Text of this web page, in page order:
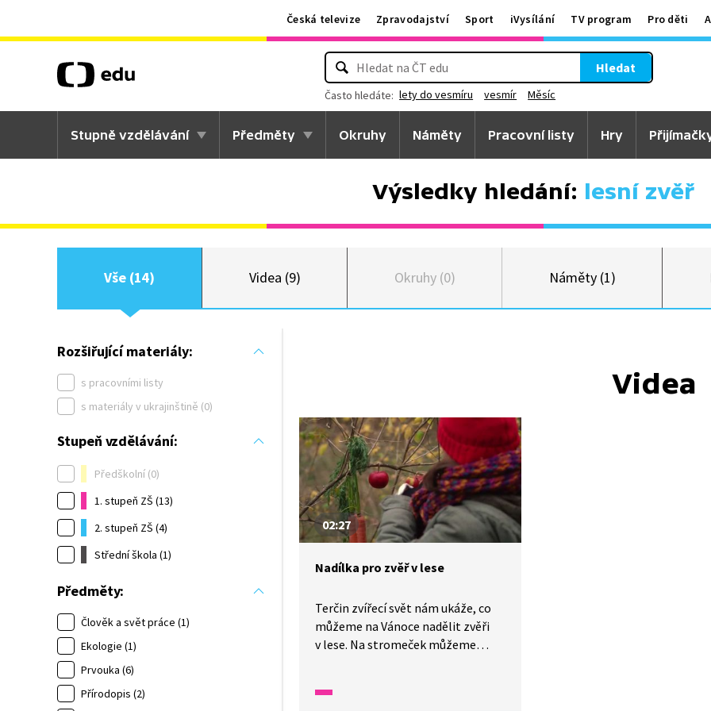
Česká televize Zpravodajství Sport iVysílání TV program Pro děti
Hledat
Často hledáte: lety do vesmíru vesmír Měsíc
Stupně vzdělávání Předměty Okruhy Náměty Pracovní listy Hry
Výsledky hledání: lesní zvěř
Vše (14) Videa (9) Okruhy (0) Náměty (1)
Rozšiřující materiály:
s pracovními listy
s materiály v ukrajinštině (0)
Stupeň vzdělávání:
Předškolní (0)
1. stupeň ZŠ (13)
2. stupeň ZŠ (4)
Střední škola (1)
Předměty:
Člověk a svět práce (1)
Ekologie (1)
Prvouka (6)
Přírodopis (2)
Videa
02:27
Nadílka pro zvěř v lese
Terčin zvířecí svět nám ukáže, co
můžeme na Vánoce nadělit zvěři
v lese. Na stromeček můžeme
bychom neměli dávat pečivo,